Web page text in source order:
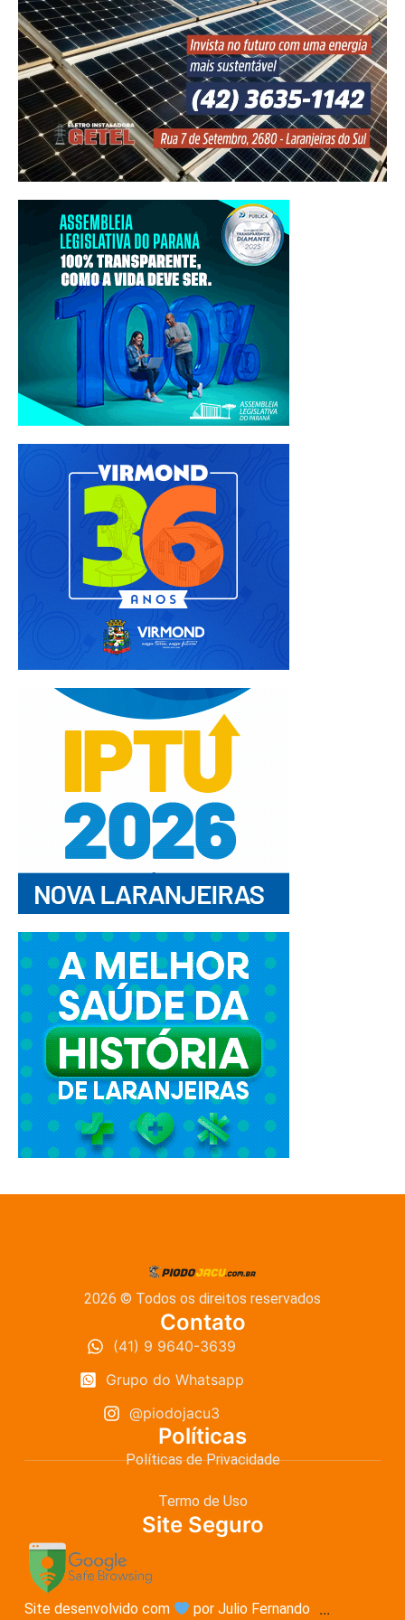
2026 © Todos os direitos reservados
Contato
(41) 9 9640-3639
Grupo do Whatsapp
@piodojacu3
Políticas
Políticas de Privacidade
Termo de Uso
Site Seguro
Site desenvolvido com por Julio Fernando ...